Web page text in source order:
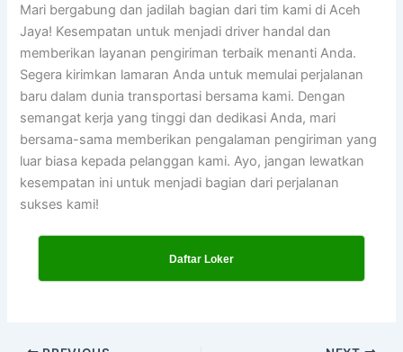
Mari bergabung dan jadilah bagian dari tim kami di Aceh
Jaya! Kesempatan untuk menjadi driver handal dan
memberikan layanan pengiriman terbaik menanti Anda.
Segera kirimkan lamaran Anda untuk memulai perjalanan
baru dalam dunia transportasi bersama kami. Dengan
semangat kerja yang tinggi dan dedikasi Anda, mari
bersama-sama memberikan pengalaman pengiriman yang
luar biasa kepada pelanggan kami. Ayo, jangan lewatkan
kesempatan ini untuk menjadi bagian dari perjalanan
sukses kami!
Daftar Loker